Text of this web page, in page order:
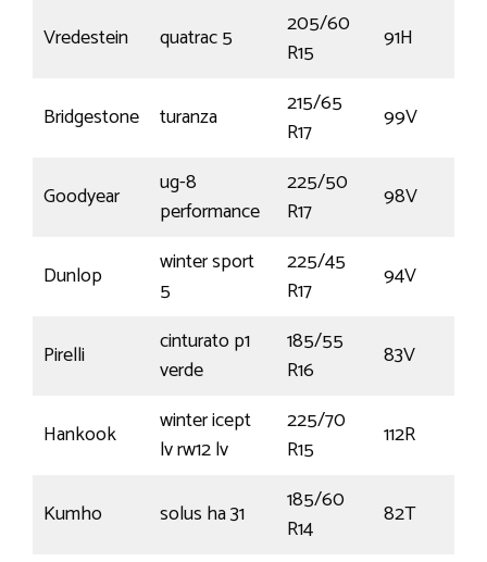
Vredestein quatrac 5
205/60
R15
91H
Bridgestone turanza
215/65
R17
99V
Goodyear
ug-8
performance
225/50
R17
98V
Dunlop
winter sport
5
225/45
R17
94V
Pirelli
cinturato p1
verde
185/55
R16
83V
Hankook
winter icept
lv rw12 lv
225/70
R15
112R
Kumho solus ha 31
185/60
R14
82T